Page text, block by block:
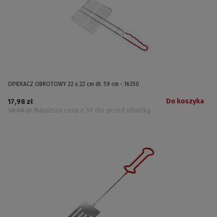
OPIEKACZ OBROTOWY 22 x 22 cm dł. 59 cm - 16350
17,98 zł
19,99 zł Najniższa cena z 30 dni przed obniżką
Do koszyka